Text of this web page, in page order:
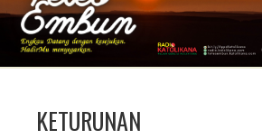
KETURUNAN